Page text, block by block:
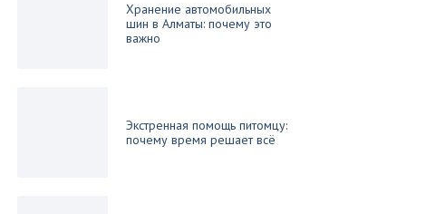
Хранение автомобильных
шин в Алматы: почему это
важно
Экстренная помощь питомцу:
почему время решает всё